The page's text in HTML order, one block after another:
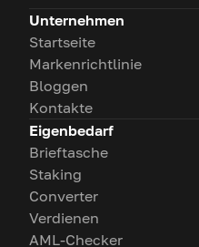
Unternehmen
Startseite
Markenrichtlinie
Bloggen
Kontakte
Eigenbedarf
Brieftasche
Staking
Converter
Verdienen
AML-Checker